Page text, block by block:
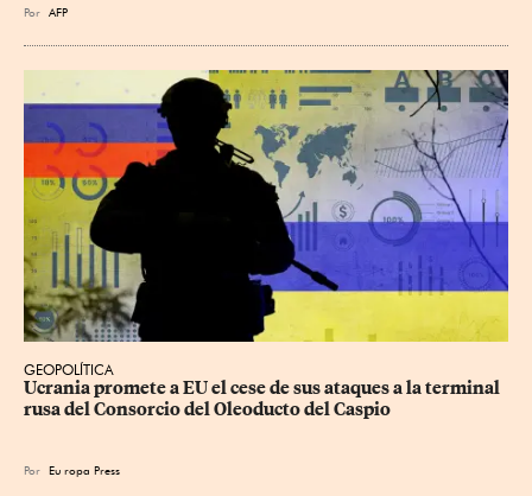
Por AFP
GEOPOLÍTICA
Ucrania promete a EU el cese de sus ataques a la terminal
rusa del Consorcio del Oleoducto del Caspio
Por Eu ropa Press